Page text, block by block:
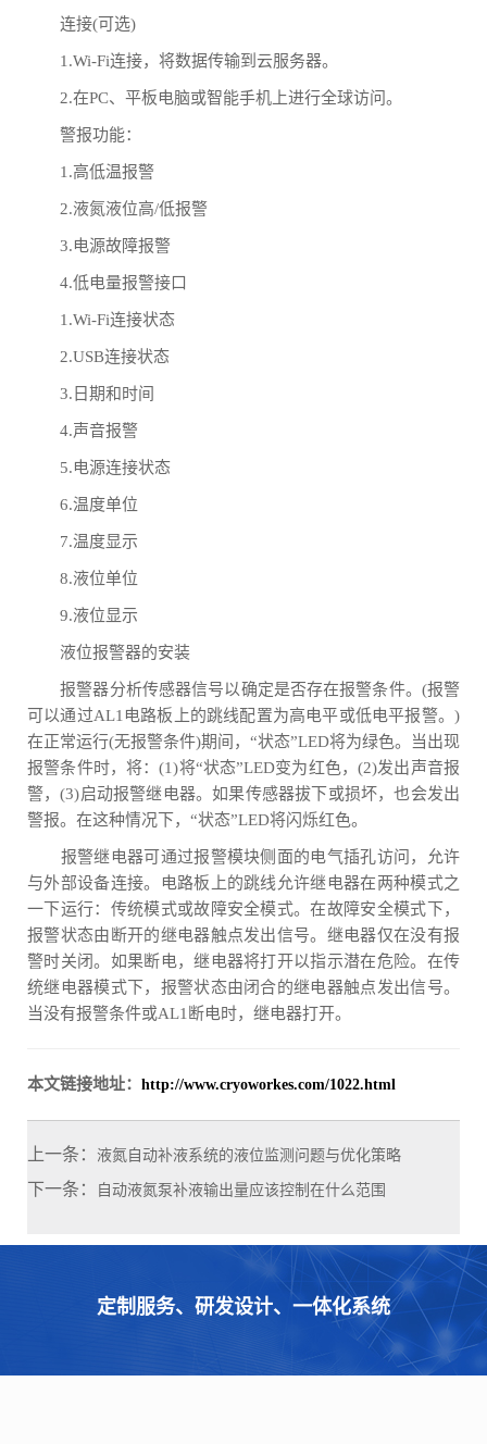
连接(可选)
1.Wi-Fi连接，将数据传输到云服务器。
2.在PC、平板电脑或智能手机上进行全球访问。
警报功能：
1.高低温报警
2.液氮液位高/低报警
3.电源故障报警
4.低电量报警接口
1.Wi-Fi连接状态
2.USB连接状态
3.日期和时间
4.声音报警
5.电源连接状态
6.温度单位
7.温度显示
8.液位单位
9.液位显示
液位报警器的安装
报警器分析传感器信号以确定是否存在报警条件。(报警
可以通过AL1电路板上的跳线配置为高电平或低电平报警。)
在正常运行(无报警条件)期间，“状态”LED将为绿色。当出现
报警条件时，将：(1)将“状态”LED变为红色，(2)发出声音报
警，(3)启动报警继电器。如果传感器拔下或损坏，也会发出
警报。在这种情况下，“状态”LED将闪烁红色。
报警继电器可通过报警模块侧面的电气插孔访问，允许
与外部设备连接。电路板上的跳线允许继电器在两种模式之
一下运行：传统模式或故障安全模式。在故障安全模式下，
报警状态由断开的继电器触点发出信号。继电器仅在没有报
警时关闭。如果断电，继电器将打开以指示潜在危险。在传
统继电器模式下，报警状态由闭合的继电器触点发出信号。
当没有报警条件或AL1断电时，继电器打开。
本文链接地址： http://www.cryoworkes.com/1022.html
上一条： 液氮自动补液系统的液位监测问题与优化策略
下一条： 自动液氮泵补液输出量应该控制在什么范围
定制服务、研发设计、一体化系统